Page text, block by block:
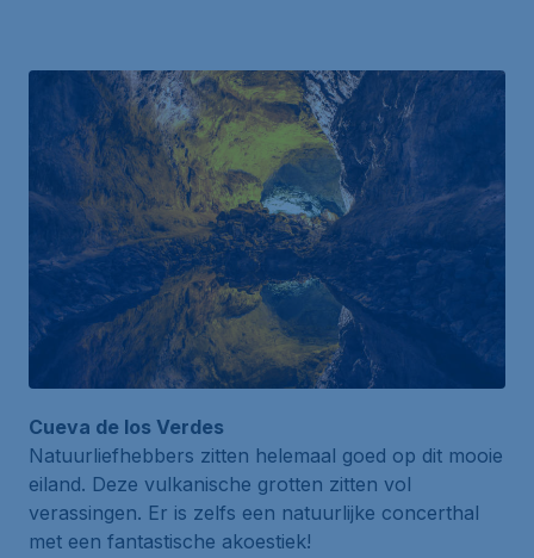
Cueva de los Verdes
Natuurliefhebbers zitten helemaal goed op dit mooie
eiland. Deze vulkanische grotten zitten vol
verassingen. Er is zelfs een natuurlijke concerthal
met een fantastische akoestiek!